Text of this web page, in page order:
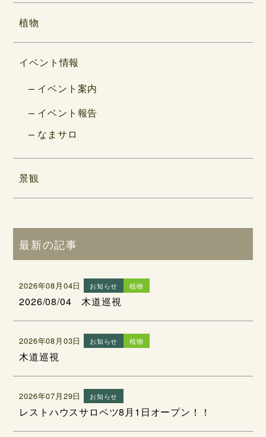
植物
イベント情報
イベント案内
イベント報告
なまサロ
景観
最新の記事
2026年08月04日 お知らせ 植物
2026/08/04 木道巡視
2026年08月03日 お知らせ 植物
木道巡視
2026年07月29日 お知らせ
レストハウスサロベツ8月1日オープン！！